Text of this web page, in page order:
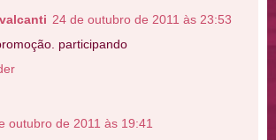
24 de outubro de 2011 às 23:53
participando
outubro de 2011 às 19:41